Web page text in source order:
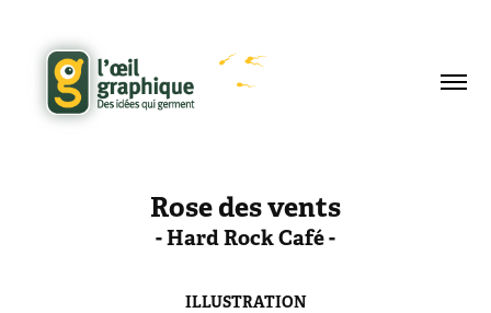
Rose des vents
- Hard Rock Café -
ILLUSTRATION